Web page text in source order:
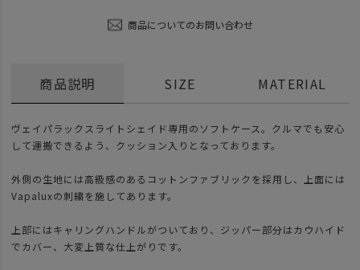
商品についてのお問い合わせ
商品説明
ヴェイパラックスライトシェイド専用のソフトケース。クルマでも安心
して運搬できるよう、クッション入りとなっております。
外側の生地には高級感のあるコットンファブリックを採用し、上面には
Vapaluxの刺繍を施してあります。
上部にはキャリングハンドルがついており、ジッパー部分はカウハイド
でカバー、大変上質な仕上がりです。
SIZE MATERIAL